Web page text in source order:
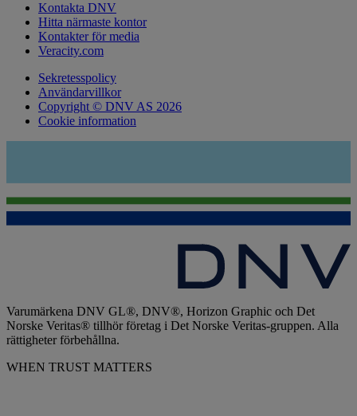
Kontakta DNV
Hitta närmaste kontor
Kontakter för media
Veracity.com
Sekretesspolicy
Användarvillkor
Copyright © DNV AS 2026
Cookie information
Varumärkena DNV GL®, DNV®, Horizon Graphic och Det
Norske Veritas® tillhör företag i Det Norske Veritas-gruppen. Alla
rättigheter förbehållna.
WHEN TRUST MATTERS